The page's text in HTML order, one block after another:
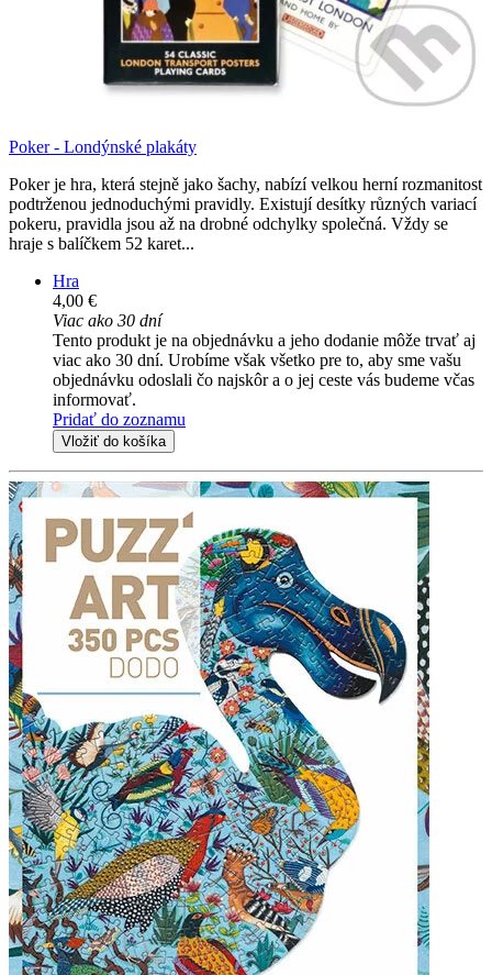
Poker - Londýnské plakáty
Poker je hra, která stejně jako šachy, nabízí velkou herní rozmanitost
podtrženou jednoduchými pravidly. Existují desítky různých variací
pokeru, pravidla jsou až na drobné odchylky společná. Vždy se
hraje s balíčkem 52 karet...
Hra
4,00 €
Viac ako 30 dní
Tento produkt je na objednávku a jeho dodanie môže trvať aj
viac ako 30 dní. Urobíme však všetko pre to, aby sme vašu
objednávku odoslali čo najskôr a o jej ceste vás budeme včas
informovať.
Pridať do zoznamu
Vložiť do košíka